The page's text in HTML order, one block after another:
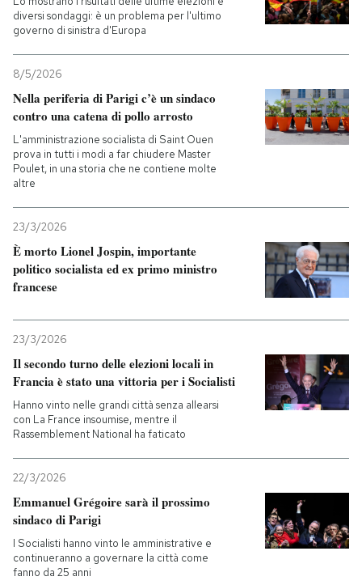
diversi sondaggi: è un problema per l'ultimo
governo di sinistra d'Europa
8/5/2026
Nella periferia di Parigi c’è un sindaco
contro una catena di pollo arrosto
L'amministrazione socialista di Saint Ouen
prova in tutti i modi a far chiudere Master
Poulet, in una storia che ne contiene molte
altre
23/3/2026
È morto Lionel Jospin, importante
politico socialista ed ex primo ministro
francese
23/3/2026
Il secondo turno delle elezioni locali in
Francia è stato una vittoria per i Socialisti
Hanno vinto nelle grandi città senza allearsi
con La France insoumise, mentre il
Rassemblement National ha faticato
22/3/2026
Emmanuel Grégoire sarà il prossimo
sindaco di Parigi
I Socialisti hanno vinto le amministrative e
continueranno a governare la città come
fanno da 25 anni